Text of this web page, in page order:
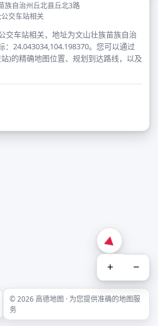
族自治州丘北县丘北3路
交车站相关
交车站相关，地址为文山壮族苗族自治
24.043034,104.198370。您可以通过
)的精确地图位置、规划到达路线，以及
+ −
© 2026 高德地图 · 为您提供准确的地图服
务